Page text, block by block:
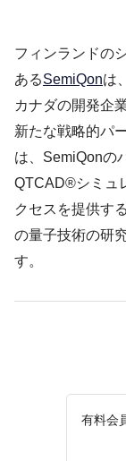
フィンランドの
あるSemiQonは
カナダの開発企
新たな戦略的パ
は、SemiQonの
QTCAD®シミュ
クセスを提供す
の量子技術の研
す。
有料会